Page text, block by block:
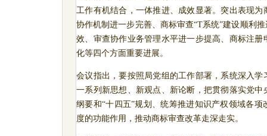
工作有机结合，一体推进、成效显著。突出表现
协作机制进一步完善、商标审查“T系统”建设顺利
效、审查协作业务管理水平进一步提高、商标注
化等四个方面重要进展。
会议指出，要按照局党组的工作部署，系统深入
一系列新思想、新观点、新论断，把贯彻落实党
纲要和“十四五”规划、统筹推进知识产权领域各
度的功能作用，推动商标审查改革走深走实。